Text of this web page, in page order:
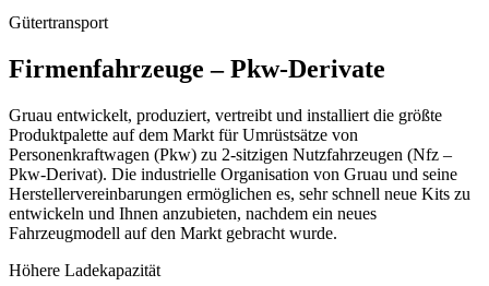
Gütertransport
Firmenfahrzeuge – Pkw-Derivate
Gruau entwickelt, produziert, vertreibt und installiert die größte
Produktpalette auf dem Markt für Umrüstsätze von
Personenkraftwagen (Pkw) zu 2-sitzigen Nutzfahrzeugen (Nfz –
Pkw-Derivat). Die industrielle Organisation von Gruau und seine
Herstellervereinbarungen ermöglichen es, sehr schnell neue Kits zu
entwickeln und Ihnen anzubieten, nachdem ein neues
Fahrzeugmodell auf den Markt gebracht wurde.
Höhere Ladekapazität